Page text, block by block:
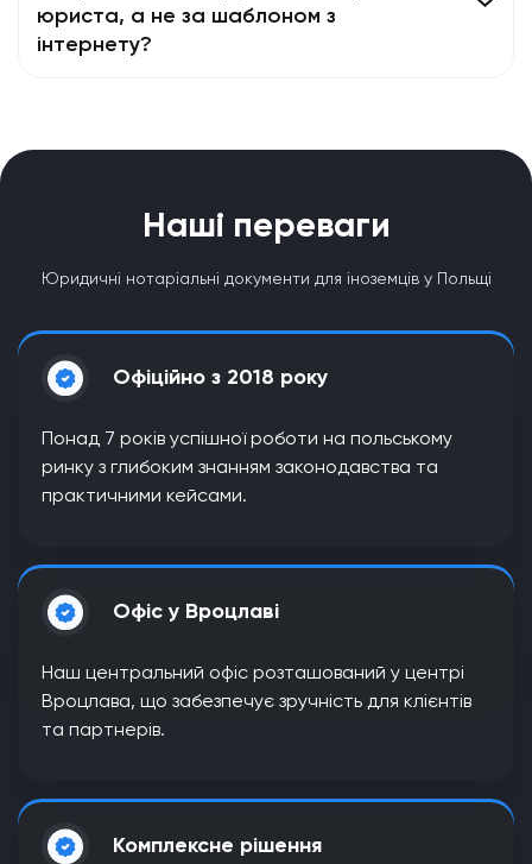
юриста, а не за шаблоном з
інтернету?
Наші переваги
Юридичні нотаріальні документи для іноземців у Польщі
Офіційно з 2018 року
Понад 7 років успішної роботи на польському
ринку з глибоким знанням законодавства та
практичними кейсами.
Офіс у Вроцлаві
Наш центральний офіс розташований у центрі
Вроцлава, що забезпечує зручність для клієнтів
та партнерів.
Комплексне рішення